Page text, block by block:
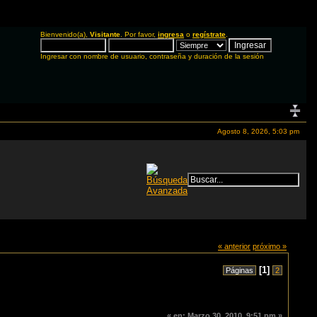
Bienvenido(a), Visitante . Por favor, ingresa o regístrate
Ingresar con nombre de usuario, contraseña y duración de la sesión
Agosto 8, 2026, 5:03 pm
« anterior próximo »
Páginas [1] 2